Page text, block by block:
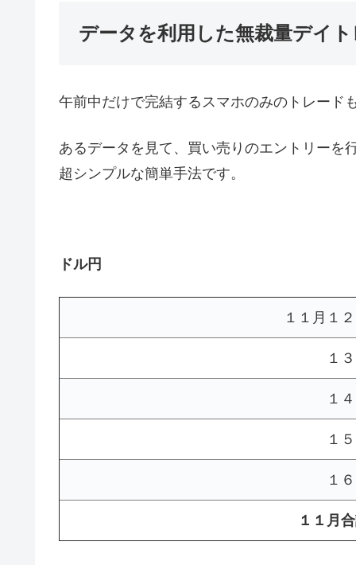
データを利用した無裁量デイ
午前中だけで完結するスマホのみのトレード
あるデータを見て、買い売りのエントリーを
超シンプルな簡単手法です。
ドル円
１１月１
１
１
１
１
１１月